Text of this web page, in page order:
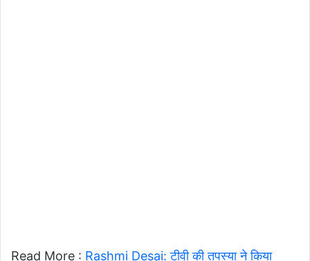
Read More : Rashmi Desai: टीवी की तपस्या ने किया